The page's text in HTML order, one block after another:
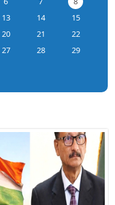
13 14
15
20 21
22
27 28
29